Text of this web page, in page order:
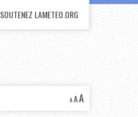
SOUTENEZ LAMETEO.ORG
AAA